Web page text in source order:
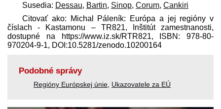
Susedia: Dessau, Bartin, Sinop, Corum, Cankiri
Citovať ako: Michal Páleník: Európa a jej regióny v
číslach - Kastamonu – TR821, Inštitút zamestnanosti,
dostupné na https://www.iz.sk/​RTR821, ISBN: 978-80-
970204-9-1, DOI:10.5281/zenodo.10200164
Podobné správy
Regióny Európskej únie Ukazovatele za EÚ